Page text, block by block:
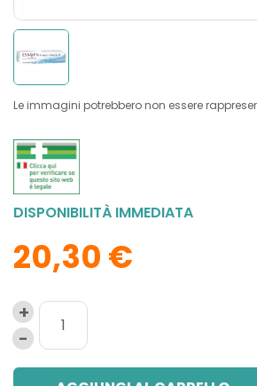
Le immagini potrebbero non essere
DISPONIBILITÀ IMMEDIATA
20,30 €